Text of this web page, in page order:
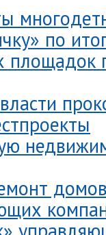
по
площадок